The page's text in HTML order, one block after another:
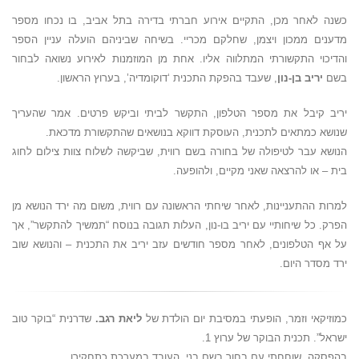
כשנה לאחר מכן, התקיים אירוע חברתי בדירה בתל אביב, בו נכחו מספר
מדענים ממכון ויצמן, שחלקם מכריי. בשיחה שביניהם הועלה עניין הספר
והדיכוי התקשורתי המתלווה אליו. אחת מן המוזמנות לאירוע נשואה לבחור
בשם יריב בן-נון, שעבד בהפקת התכנית ‘דוקומדיה’, בערוץ הראשון.
יריב קיבל את מספר הטלפון, התקשר לביתי וביקש פרטים. אמר שהעריך
שנושא כמתאים לתכנית, העוסקת דווקא בנושאים שהתקשורת מדכאת.
הנושא עבר לטיפולה של בחורה בשם רווית, שביקשה לשלוח צוות צילום לחוג
בית – או להרצאה שאני מקיים, ולהופעה.
למרות ההתעניינות, לאחר שיחתי הראשונה עם רווית, משום מה ירד הנושא מן
הפרק. כל שיחותיי עם יריב בו-נון, העלות תגובה בנוסח “תמשיך להתקשר”, אך
על אף הטלפונים, לאחר מספר חודשים עזב יריב את התכנית – והנושא שוב
ירד מסדר היום.
כמוזיקאי וזמר, הופעתי במסיבת יום הולדת שלליאת רגב. שדרנית “בוקר טוב
ישראל”. תכנית הבוקר של ערוץ 1.